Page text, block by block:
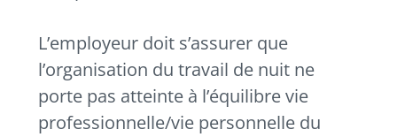
L’employeur doit s’assurer que
l’organisation du travail de nuit ne
porte pas atteinte à l’équilibre vie
professionnelle/vie personnelle du